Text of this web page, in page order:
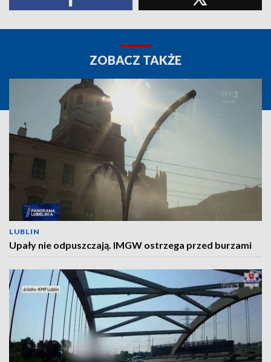
ZOBACZ TAKŻE
LUBLIN
Upały nie odpuszczają. IMGW ostrzega przed burzami